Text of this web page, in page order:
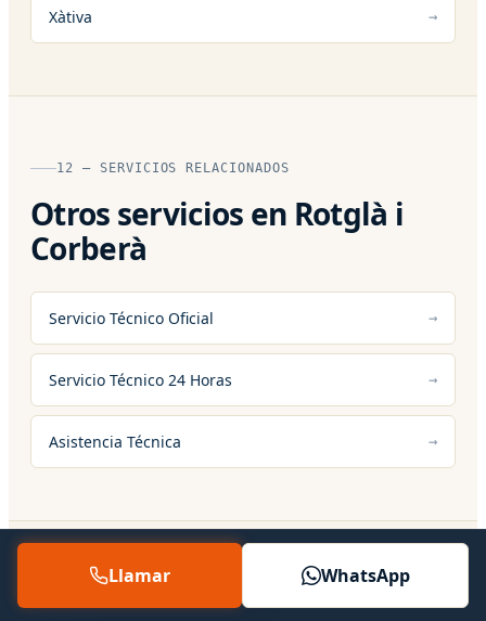
Xàtiva
12 — SERVICIOS RELACIONADOS
Otros servicios en Rotglà i
Corberà
Servicio Técnico Oficial
Servicio Técnico 24 Horas
Asistencia Técnica
Llamar WhatsApp